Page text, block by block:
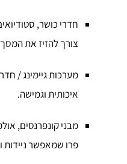
חדרי כושר,
צורך להזיז את המסך
מערכות גיימינג /
איכותית וגמישה.
מבני קונפרנסים,
פרו שמאפשר